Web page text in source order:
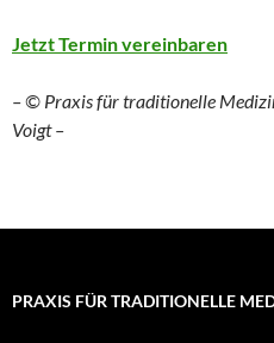
Jetzt Termin vereinbaren
– © Praxis für traditionelle
Voigt –
PRAXIS FÜR TRADITIONELLE